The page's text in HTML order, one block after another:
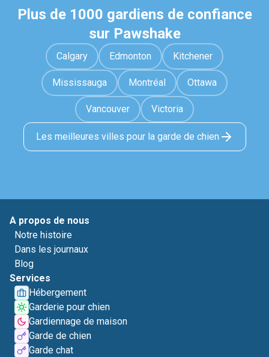
Plus de 1000 gardiens de confiance
sur Pawshake
Calgary Edmonton Kitchener
Mississauga Montréal Ottawa
Vancouver Victoria
Les meilleures villes pour la garde de chien
A propos de nous
Notre histoire
Dans les journaux
Blog
Services
Hébergement
Garderie pour chien
Gardiennage de maison
Garde de chien
Garde chat